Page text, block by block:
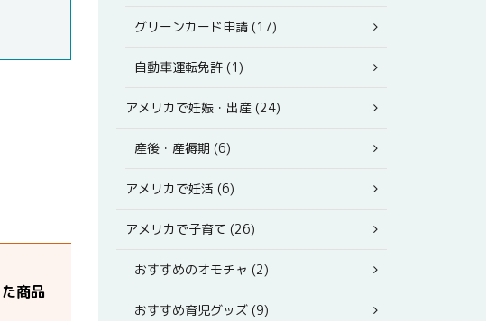
商品
グリーンカード申請 (17)
自動車運転免許 (1)
アメリカで妊娠・出産 (24)
産後・産褥期 (6)
アメリカで妊活 (6)
アメリカで子育て (26)
おすすめのオモチャ (2)
おすすめ育児グッズ (9)